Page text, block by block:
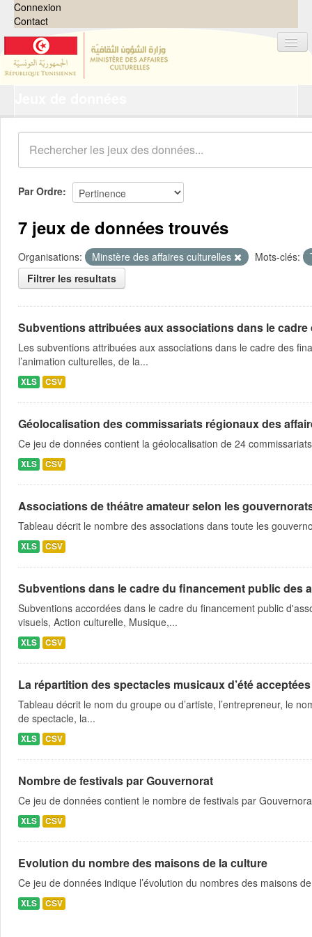
Connexion
Contact
Organisations
Groupes
Demandes 0
À propos
Par Ordre
7 jeux de données trouvés
Organisations: Minstère des affaires culturelles Mots-clés:
Filtrer les resultats
Subventions attribuées aux associations dans le
Les subventions attribuées aux associations dans le cadre des
l’animation culturelles, de la...
XLS CSV
Géolocalisation des commissariats régionaux des
Ce jeu de données contient la géolocalisation de 24
XLS CSV
Associations de théâtre amateur selon les
Tableau décrit le nombre des associations dans toute les
XLS CSV
Subventions dans le cadre du financement public des
Subventions accordées dans le cadre du financement public
visuels, Action culturelle, Musique,...
XLS CSV
La répartition des spectacles musicaux d’été
Tableau décrit le nom du groupe ou d’artiste, l’entrepreneur, le
de spectacle, la...
XLS CSV
Nombre de festivals par Gouvernorat
Ce jeu de données contient le nombre de festivals par
XLS CSV
Evolution du nombre des maisons de la culture
Ce jeu de données indique l’évolution du nombres des maisons
XLS CSV